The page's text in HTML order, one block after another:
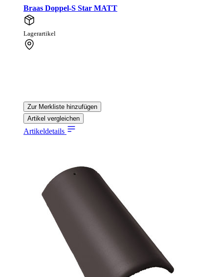
Braas Doppel-S Star MATT
Lagerartikel
Zur Merkliste hinzufügen
Artikel vergleichen
Artikeldetails